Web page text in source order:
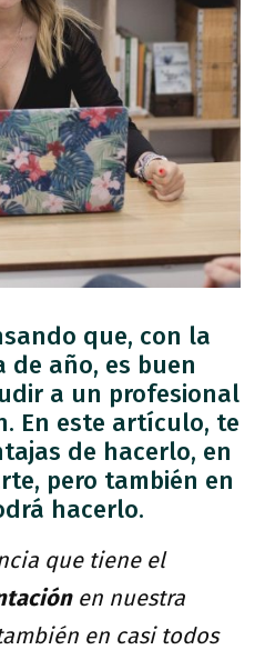
que, con la
de año, es buen
a un profesional
En este artículo, te
de hacerlo, en
pero también en
hacerlo.
que tiene el
en nuestra
en casi todos